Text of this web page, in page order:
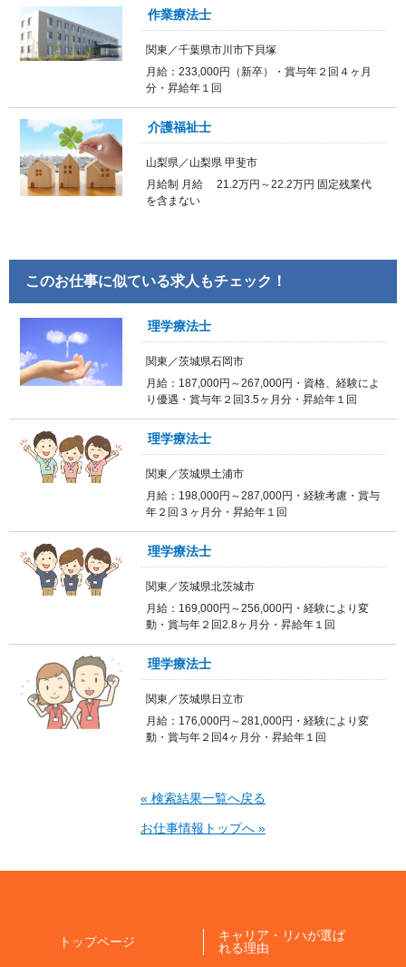
作業療法士
関東／千葉県市川市下貝塚
月給：233,000円（新卒）・賞与年２回４ヶ月
分・昇給年１回
介護福祉士
山梨県／山梨県 甲斐市
月給制 月給 21.2万円～22.2万円 固定残業代
を含まない
このお仕事に似ている求人もチェック！
理学療法士
関東／茨城県石岡市
月給：187,000円～267,000円・資格、経験によ
り優遇・賞与年２回3.5ヶ月分・昇給年１回
理学療法士
関東／茨城県土浦市
月給：198,000円～287,000円・経験考慮・賞与
年２回３ヶ月分・昇給年１回
理学療法士
関東／茨城県北茨城市
月給：169,000円～256,000円・経験により変
動・賞与年２回2.8ヶ月分・昇給年１回
理学療法士
関東／茨城県日立市
月給：176,000円～281,000円・経験により変
動・賞与年２回4ヶ月分・昇給年１回
« 検索結果一覧へ戻る
お仕事情報トップへ »
トップページ
キャリア・リハが選ば
れる理由